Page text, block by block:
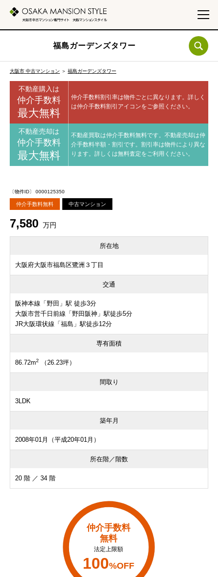
福島ガーデンズタワー
大阪市 中古マンション ＞ 福島ガーデンズタワー
不動産購入は
仲介手数料
最大無料
仲介手数料割引率は物件ごとに異なります。 詳しく
は仲介手数料割引アイコンをご参照ください。
不動産売却は
仲介手数料
最大無料
不動産買取は仲介手数料無料です。 不動産売却は仲
介手数料半額・割引です。 割引率は物件により異な
ります。 詳しくは無料査定をご利用ください。
〔物件ID〕 0000125350
仲介手数料無料 中古マンション
7,580 万円
所在地
大阪府大阪市福島区鷺洲３丁目
交通
阪神本線「野田」駅 徒歩3分
大阪市営千日前線「野田阪神」駅徒歩5分
JR大阪環状線「福島」駅徒歩12分
専有面積
86.72m2 （26.23坪）
間取り
3LDK
築年月
2008年01月（平成20年01月）
所在階／階数
20 階 ／ 34 階
仲介手数料
無料
法定上限額
100%OFF